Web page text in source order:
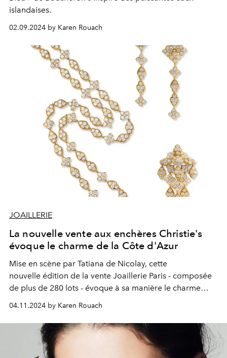
islandaises.
02.09.2024 by Karen Rouach
JOAILLERIE
La nouvelle vente aux enchères Christie's
évoque le charme de la Côte d'Azur
Mise en scène par Tatiana de Nicolay, cette
nouvelle édition de la vente Joaillerie Paris - composée
de plus de 280 lots - évoque à sa manière le charme
irrésistible de la Côte d’Azur.
04.11.2024 by Karen Rouach